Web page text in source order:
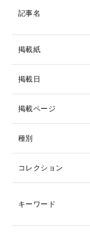
記事名
掲載紙
掲載日
掲載ページ
種別
コレクション
キーワード